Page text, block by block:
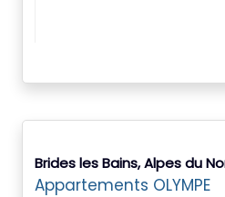
Brides les Bains, Alpes du
Appartements OLYMPE